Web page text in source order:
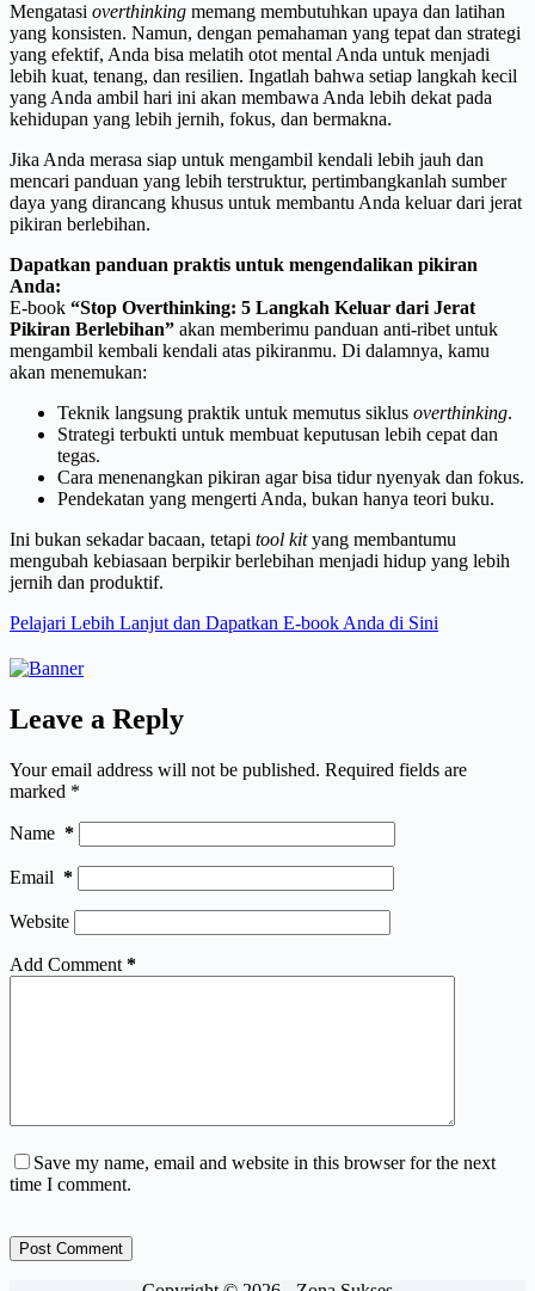
Mengatasi overthinking memang membutuhkan upaya dan latihan
yang konsisten. Namun, dengan pemahaman yang tepat dan strategi
yang efektif, Anda bisa melatih otot mental Anda untuk menjadi
lebih kuat, tenang, dan resilien. Ingatlah bahwa setiap langkah kecil
yang Anda ambil hari ini akan membawa Anda lebih dekat pada
kehidupan yang lebih jernih, fokus, dan bermakna.
Jika Anda merasa siap untuk mengambil kendali lebih jauh dan
mencari panduan yang lebih terstruktur, pertimbangkanlah sumber
daya yang dirancang khusus untuk membantu Anda keluar dari jerat
pikiran berlebihan.
Dapatkan panduan praktis untuk mengendalikan pikiran
Anda:
E-book “Stop Overthinking: 5 Langkah Keluar dari Jerat
Pikiran Berlebihan” akan memberimu panduan anti-ribet untuk
mengambil kembali kendali atas pikiranmu. Di dalamnya, kamu
akan menemukan:
Teknik langsung praktik untuk memutus siklus overthinking.
Strategi terbukti untuk membuat keputusan lebih cepat dan
tegas.
Cara menenangkan pikiran agar bisa tidur nyenyak dan fokus.
Pendekatan yang mengerti Anda, bukan hanya teori buku.
Ini bukan sekadar bacaan, tetapi tool kityang membantumu
mengubah kebiasaan berpikir berlebihan menjadi hidup yang lebih
jernih dan produktif.
Pelajari Lebih Lanjut dan Dapatkan E-book Anda di Sini
Leave a Reply
Your email address will not be published. Required fields are
marked *
Name *
Email *
Website
Add Comment *
Save my name, email and website in this browser for the next
time I comment.
Post Comment